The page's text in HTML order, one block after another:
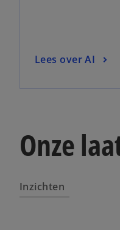
Lees over AI
Onze
Inzichten